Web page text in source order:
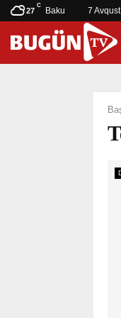
27
C
Baku 7